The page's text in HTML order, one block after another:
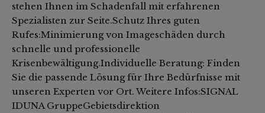
stehen Ihnen im Schadenfall mit erfahrenen
Spezialisten zur Seite.Schutz Ihres guten
Rufes:Minimierung von Imageschäden durch
schnelle und professionelle
Krisenbewältigung.Individuelle Beratung: Finden
Sie die passende Lösung für Ihre Bedürfnisse mit
unseren Experten vor Ort. Weitere Infos:SIGNAL
IDUNA GruppeGebietsdirektion